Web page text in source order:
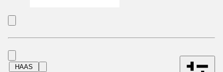
HAAS